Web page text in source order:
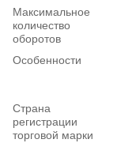
Максимальное
количество
оборотов
Особенности
Страна
регистрации
торговой марки